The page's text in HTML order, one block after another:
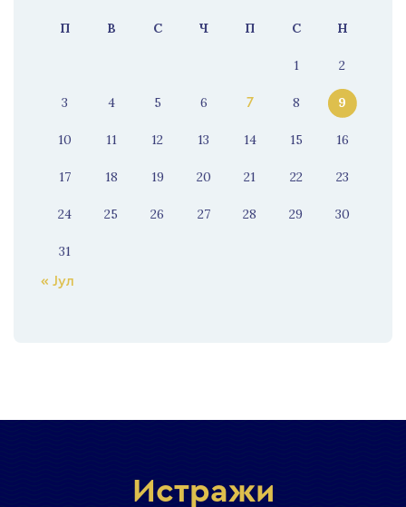
П В С Ч П С Н
1 2
3 4 5 6 7 8 9
10 11 12 13 14 15 16
17 18 19 20 21 22 23
24 25 26 27 28 29 30
31
« Јул
Истражи